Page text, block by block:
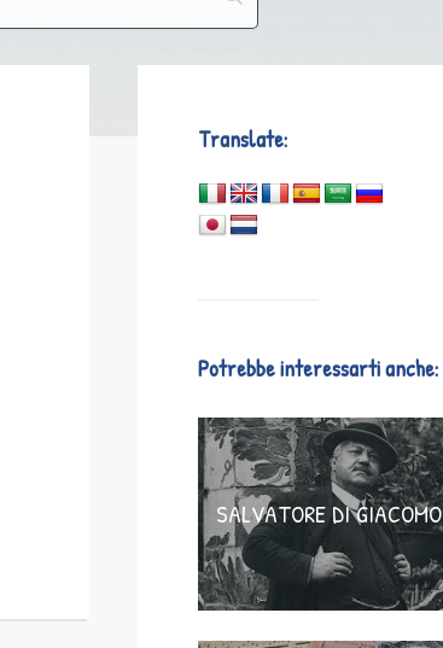
Translate:
Potrebbe interessarti anche:
SALVATORE DI GIACOMO